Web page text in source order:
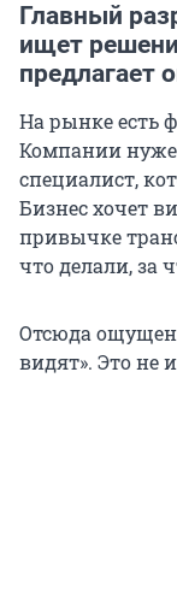
Главный
ищет
предлагает
На рынке есть
Компании
специалист,
Бизнес хочет
привычке
что делали, за
Отсюда
видят». Это не